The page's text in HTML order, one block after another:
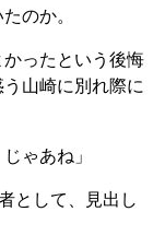
のか。
ったという後悔
山崎に別れ際に
ゃあね」
として、見出し